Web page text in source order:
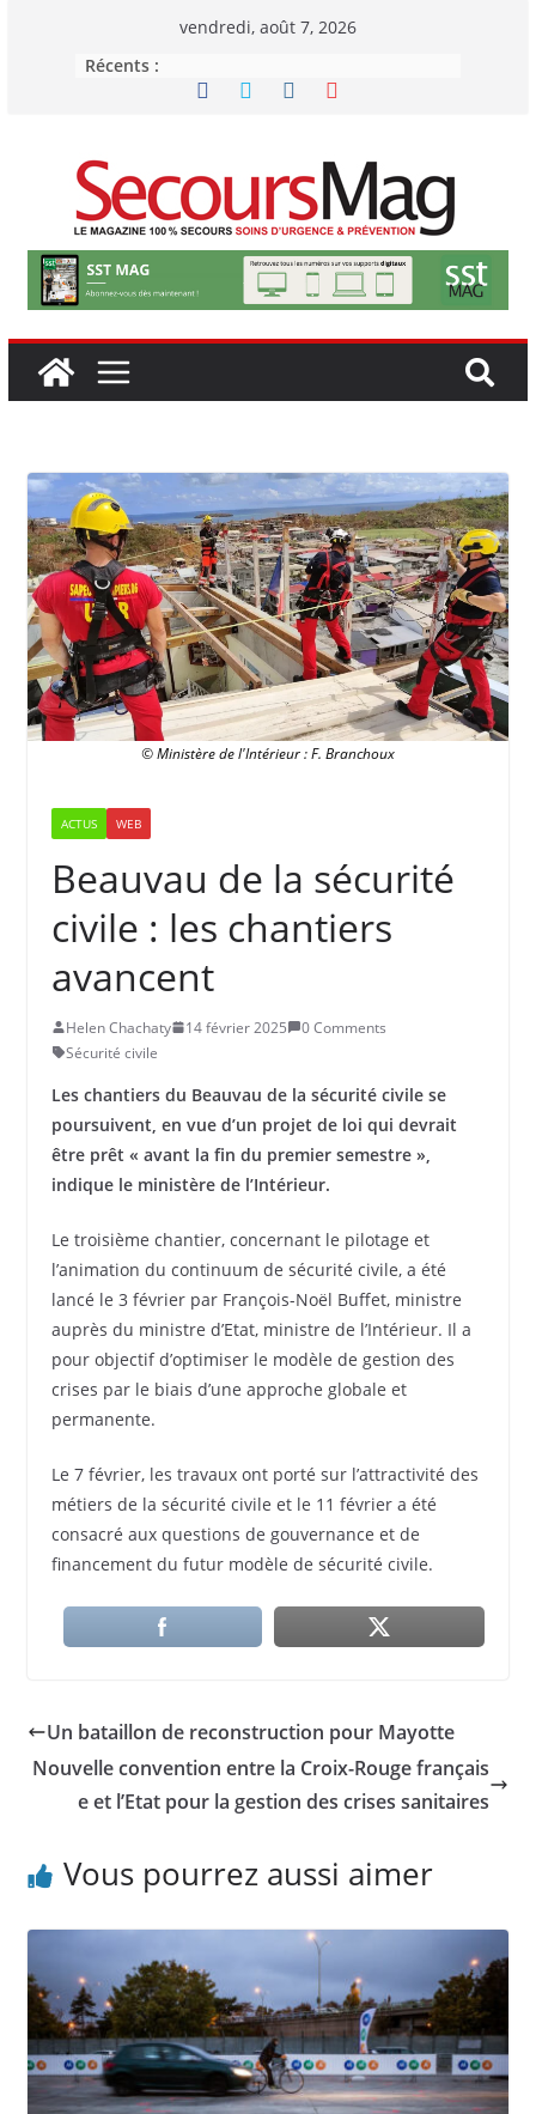
vendredi, août 7, 2026
Récents :
© Ministère de l'Intérieur : F. Branchoux
ACTUS WEB
Beauvau de la sécurité
civile : les chantiers
avancent
Helen Chachaty 14 février 2025
0 Comments
Sécurité civile
Les chantiers du Beauvau de la sécurité civile se
poursuivent, en vue d’un projet de loi qui devrait
être prêt « avant la fin du premier semestre »,
indique le ministère de l’Intérieur.
Le troisième chantier, concernant le pilotage et
l’animation du continuum de sécurité civile, a été
lancé le 3 février par François-Noël Buffet, ministre
auprès du ministre d’Etat, ministre de l’Intérieur. Il a
pour objectif d’optimiser le modèle de gestion des
crises par le biais d’une approche globale et
permanente.
Le 7 février, les travaux ont porté sur l’attractivité des
métiers de la sécurité civile et le 11 février a été
consacré aux questions de gouvernance et de
financement du futur modèle de sécurité civile.
Un bataillon de reconstruction pour Mayotte
Nouvelle convention entre la Croix-Rouge français
e et l’Etat pour la gestion des crises sanitaires
Vous pourrez aussi aimer